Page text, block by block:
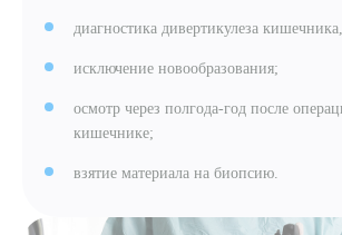
диагностика дивертикулеза
исключение новообразования;
осмотр через полгода-год после
кишечнике;
взятие материала на биопсию.